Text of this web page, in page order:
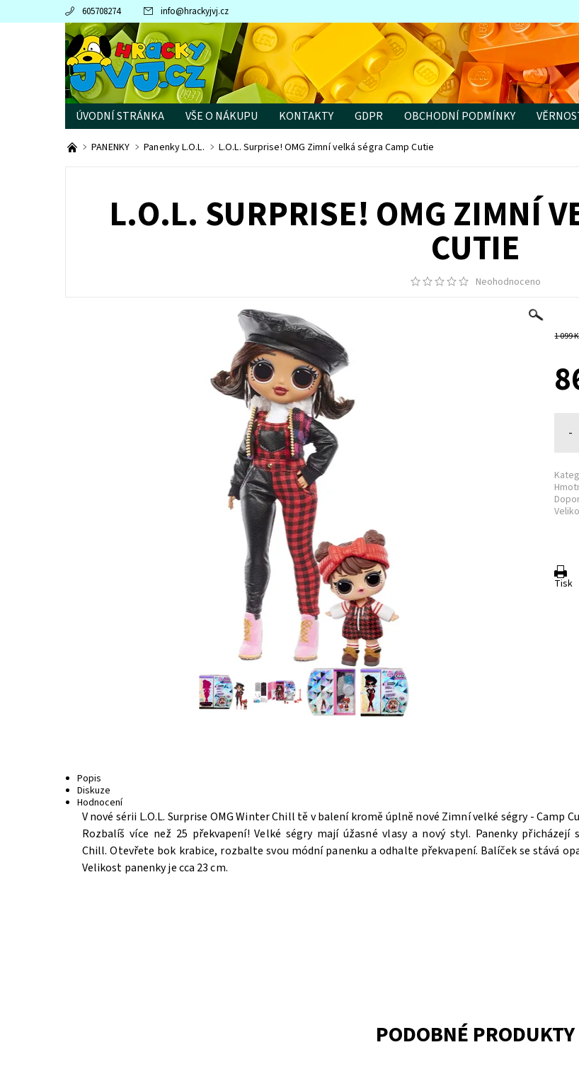
605708274 info@hrackyjvj.cz
ÚVODNÍ STRÁNKA VŠE O NÁKUPU KONTAKTY GDPR OBCHODNÍ PODMÍNKY
PRODÁVANÉ ZNAČKY
PANENKY Panenky L.O.L. L.O.L. Surprise! OMG Zimní velká ségra Camp Cutie
L.O.L. SURPRISE! OMG ZIMNÍ
CUTIE
Neohodnoceno
1 099
-
Tisk
Popis
Diskuze
Hodnocení
V nové sérii L.O.L. Surprise OMG Winter Chill tě v balení kromě úplně nové Zimní velké ségry -Camp
Rozbalíš více než 25 překvapení! Velké ségry mají úžasné vlasy a nový styl. Panenky
Chill. Otevřete bok krabice, rozbalte svou módní panenku a odhalte překvapení. Balíček se stává
Velikost panenky je cca 23 cm.
PODOBNÉ PRODUKTY